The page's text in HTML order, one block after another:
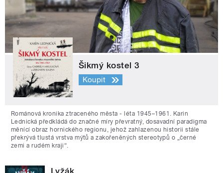
Šikmý kostel 3
Koupit
Románová kronika ztraceného města - léta 1945–1961. Karin
Lednická předkládá do značné míry převratný, dosavadní paradigma
měnící obraz hornického regionu, jehož zahlazenou historii stále
překrývá tlustá vrstva mýtů a zakořeněných stereotypů o „černé
zemi a rudém kraji“.
Lyžák